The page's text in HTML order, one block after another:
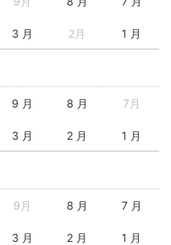
3 月 2月 1 月
9 月 8 月 7月
3 月 2 月 1 月
9月 8 月 7 月
3 月 2 月 1 月